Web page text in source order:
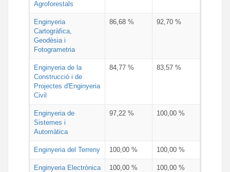
Agroforestals
Enginyeria
Cartogràfica,
Geodèsia i
Fotogrametria
86,68 % 92,70 %
Enginyeria de la
Construcció i de
Projectes d'Enginyeria
Civil
84,77 % 83,57 %
Enginyeria de
Sistemes i
Automàtica
97,22 % 100,00 %
Enginyeria del Terreny 100,00 % 100,00 %
Enginyeria Electrònica 100,00 % 100,00 %